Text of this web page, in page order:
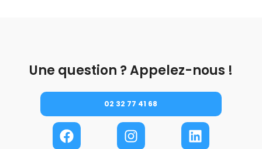
Une question ? Appelez-nous !
02 32 77 41 68